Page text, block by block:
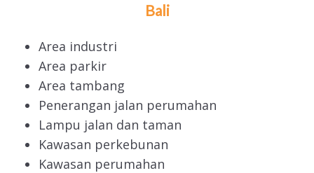
Bali
Area industri
Area parkir
Area tambang
Penerangan jalan perumahan
Lampu jalan dan taman
Kawasan perkebunan
Kawasan perumahan